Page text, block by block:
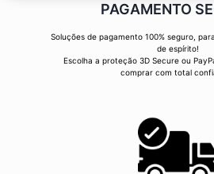
PAGAMENTO
Soluções de pagamento 100% seguro,
de espírito!
Escolha a proteção 3D Secure ou
comprar com total